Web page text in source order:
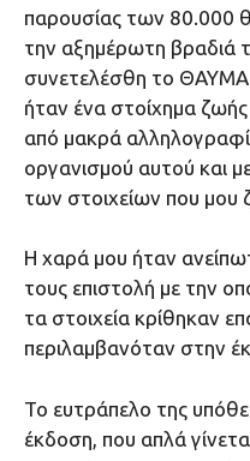
παρουσίας των 80.000
την αξημέρωτη βραδιά
συνετελέσθη το
ήταν ένα στοίχημα
από μακρά
οργανισμού αυτού και
των στοιχείων που μου
Η χαρά μου ήταν
τους επιστολή με την
τα στοιχεία κρίθηκαν
περιλαμβανόταν στην
Το ευτράπελο της
έκδοση, που απλά